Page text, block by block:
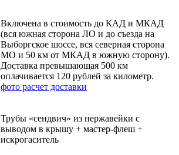
Включена в стоимость до КАД и МКАД
(вся южная сторона ЛО и до съезда на
Выборгское шоссе, вся северная сторона
МО и 50 км от МКАД в южную сторону).
Доставка превышающая 500 км
оплачивается 120 рублей за километр.
фото расчет доставки
Трубы «сендвич» из нержавейки с
выводом в крышу + мастер-флеш +
искрогаситель